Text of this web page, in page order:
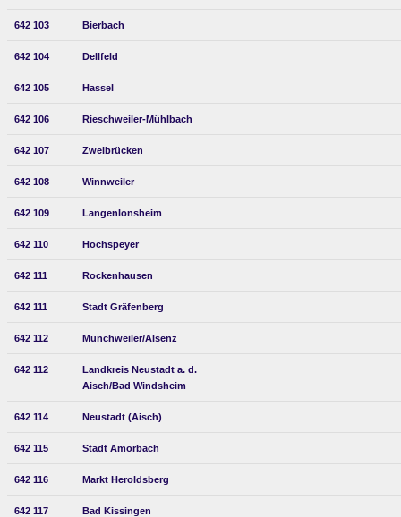
642 103 Bierbach
642 104 Dellfeld
642 105 Hassel
642 106 Rieschweiler-Mühlbach
642 107 Zweibrücken
642 108 Winnweiler
642 109 Langenlonsheim
642 110 Hochspeyer
642 111 Rockenhausen
642 111 Stadt Gräfenberg
642 112 Münchweiler/Alsenz
642 112
Landkreis Neustadt a. d.
Aisch/Bad Windsheim
642 114 Neustadt (Aisch)
642 115 Stadt Amorbach
642 116 Markt Heroldsberg
642 117 Bad Kissingen